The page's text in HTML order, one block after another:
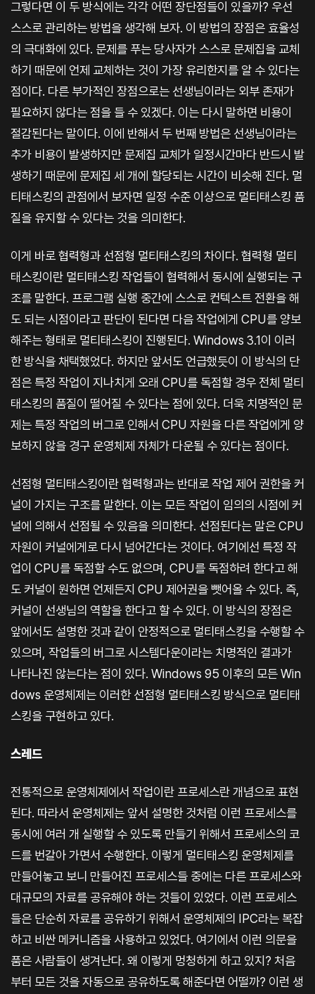
그렇다면 이 두 방식에는 각각 어떤 장단점들이 있을까? 우선
스스로 관리하는 방법을 생각해 보자. 이 방법의 장점은 효율성
의 극대화에 있다. 문제를 푸는 당사자가 스스로 문제집을 교체
하기 때문에 언제 교체하는 것이 가장 유리한지를 알 수 있다는
점이다. 다른 부가적인 장점으로는 선생님이라는 외부 존재가
필요하지 않다는 점을 들 수 있겠다. 이는 다시 말하면 비용이
절감된다는 말이다. 이에 반해서 두 번째 방법은 선생님이라는
추가 비용이 발생하지만 문제집 교체가 일정시간마다 반드시 발
생하기 때문에 문제집 세 개에 할당되는 시간이 비슷해 진다. 멀
티태스킹의 관점에서 보자면 일정 수준 이상으로 멀티태스킹 품
질을 유지할 수 있다는 것을 의미한다.
이게 바로 협력형과 선점형 멀티태스킹의 차이다. 협력형 멀티
태스킹이란 멀티태스킹 작업들이 협력해서 동시에 실행되는 구
조를 말한다. 프로그램 실행 중간에 스스로 컨텍스트 전환을 해
도 되는 시점이라고 판단이 된다면 다음 작업에게 CPU를 양보
해주는 형태로 멀티태스킹이 진행된다. Windows 3.1이 이러
한 방식을 채택했었다. 하지만 앞서도 언급했듯이 이 방식의 단
점은 특정 작업이 지나치게 오래 CPU를 독점할 경우 전체 멀티
태스킹의 품질이 떨어질 수 있다는 점에 있다. 더욱 치명적인 문
제는 특정 작업의 버그로 인해서 CPU 자원을 다른 작업에게 양
보하지 않을 경구 운영체제 자체가 다운될 수 있다는 점이다.
선점형 멀티태스킹이란 협력형과는 반대로 작업 제어 권한을 커
널이 가지는 구조를 말한다. 이는 모든 작업이 임의의 시점에 커
널에 의해서 선점될 수 있음을 의미한다. 선점된다는 말은 CPU
자원이 커널에게로 다시 넘어간다는 것이다. 여기에선 특정 작
업이 CPU를 독점할 수도 없으며, CPU를 독점하려 한다고 해
도 커널이 원하면 언제든지 CPU 제어권을 뺏어올 수 있다. 즉,
커널이 선생님의 역할을 한다고 할 수 있다. 이 방식의 장점은
앞에서도 설명한 것과 같이 안정적으로 멀티태스킹을 수행할 수
있으며, 작업들의 버그로 시스템다운이라는 치명적인 결과가
나타나진 않는다는 점이 있다. Windows 95 이후의 모든 Win
dows 운영체제는 이러한 선점형 멀티태스킹 방식으로 멀티태
스킹을 구현하고 있다.
스레드
전통적으로 운영체제에서 작업이란 프로세스란 개념으로 표현
된다. 따라서 운영체제는 앞서 설명한 것처럼 이런 프로세스를
동시에 여러 개 실행할 수 있도록 만들기 위해서 프로세스의 코
드를 번갈아 가면서 수행한다. 이렇게 멀티태스킹 운영체제를
만들어놓고 보니 만들어진 프로세스들 중에는 다른 프로세스와
대규모의 자료를 공유해야 하는 것들이 있었다. 이런 프로세스
들은 단순히 자료를 공유하기 위해서 운영체제의 IPC라는 복잡
하고 비싼 메커니즘을 사용하고 있었다. 여기에서 이런 의문을
품은 사람들이 생겨난다. 왜 이렇게 멍청하게 하고 있지? 처음
부터 모든 것을 자동으로 공유하도록 해준다면 어떨까? 이런 생